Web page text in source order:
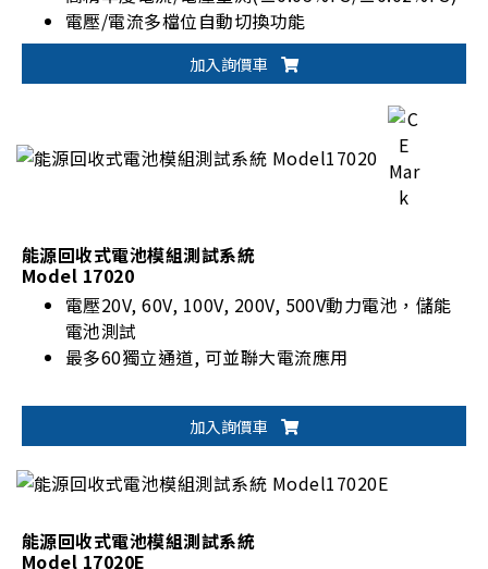
電壓/電流多檔位自動切換功能
可符合動力電池國際標準測試：IEC, ISO, UL,
加入詢價車
能源回收式電池模組測試系統
Model 17020
電壓20V, 60V, 100V, 200V, 500V動力電池，儲能
電池測試
最多60獨立通道, 可並聯大電流應用
加入詢價車
能源回收式電池模組測試系統
Model 17020E